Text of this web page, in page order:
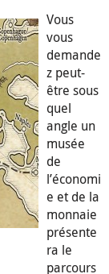
Vous
vous
demande
z peut-
être sous
quel
angle un
musée
de
l’économi
e et de la
monnaie
présente
ra le
parcours